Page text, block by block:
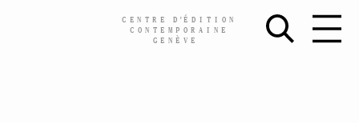
CENTRE D’ÉDITION
CONTEMPORAINE
GENÈVE